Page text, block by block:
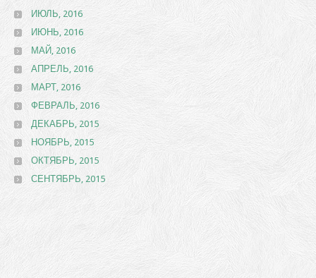
ИЮЛЬ, 2016
ИЮНЬ, 2016
МАЙ, 2016
АПРЕЛЬ, 2016
МАРТ, 2016
ФЕВРАЛЬ, 2016
ДЕКАБРЬ, 2015
НОЯБРЬ, 2015
ОКТЯБРЬ, 2015
СЕНТЯБРЬ, 2015